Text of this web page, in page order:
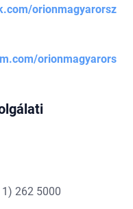
orionmagyarorsz
orionmagyarors
262 5000